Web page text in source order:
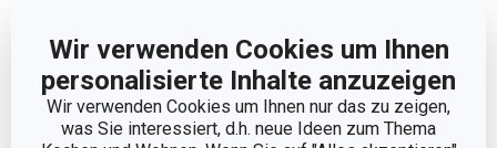
Wir verwenden Cookies um Ihnen
personalisierte Inhalte anzuzeigen
Wir verwenden Cookies um Ihnen nur das zu zeigen,
was Sie interessiert, d.h. neue Ideen zum Thema
MIKROWELLENGEEIGNET Ja
PRODUKTART Dessertteller